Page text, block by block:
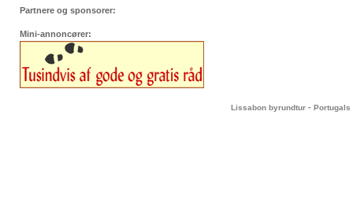
Partnere og sponsorer:
Mini-annoncører:
Lissabon byrundtur -